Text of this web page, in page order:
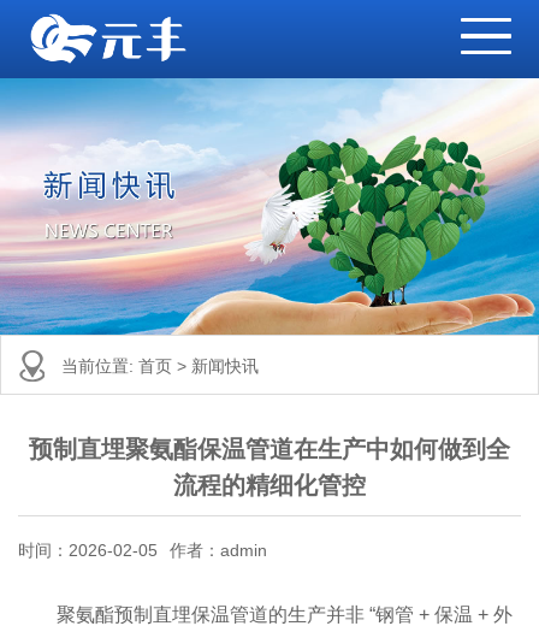
当前位置: 首页 > 新闻快讯
预制直埋聚氨酯保温管道在生产中如何做到全
流程的精细化管控
时间：2026-02-05 作者：admin
聚氨酯预制直埋保温管道的生产并非 “钢管 + 保温 + 外